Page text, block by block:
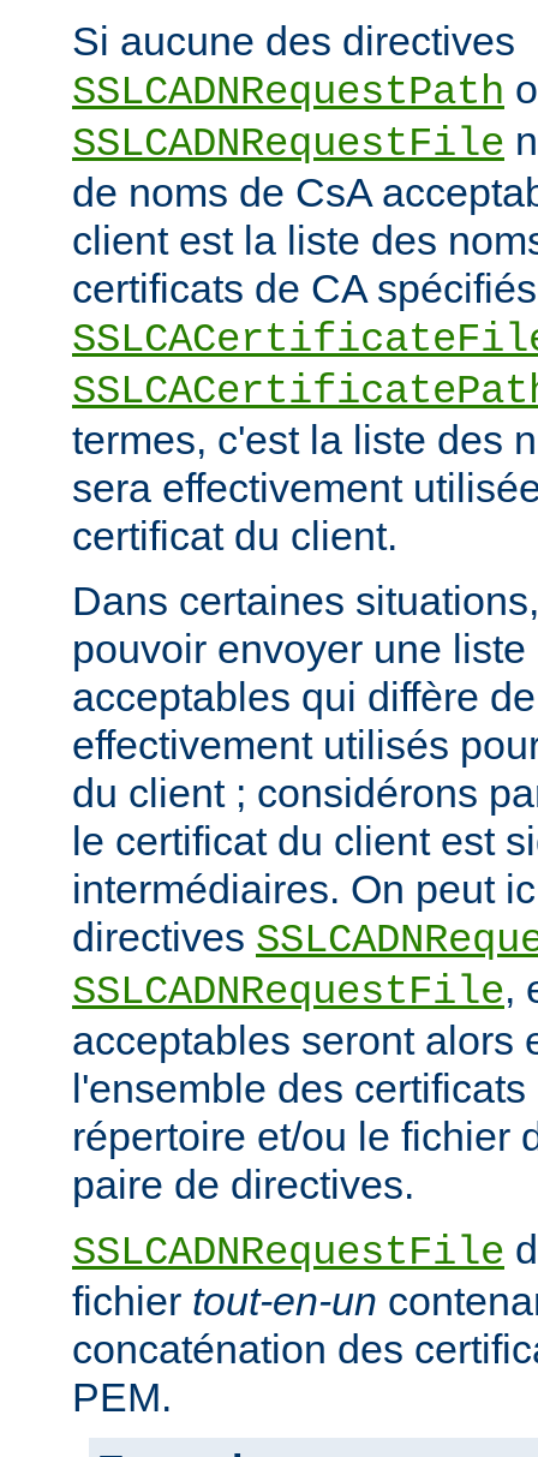
Si aucune des directives
SSLCADNRequestPath
SSLCADNRequestFile
de noms de CsA
client est la liste des
certificats de CA
termes, c'est la liste des
sera effectivement
certificat du client.
Dans certaines
pouvoir envoyer une
acceptables qui diffère
effectivement utilisés
du client ; considérons
le certificat du client est
intermédiaires. On peut
directives
SSLCADNRequestFile,
acceptables seront alors
l'ensemble des
répertoire et/ou le fichier
paire de directives.
SSLCADNRequestFile
fichier tout-en-un
concaténation des
PEM.